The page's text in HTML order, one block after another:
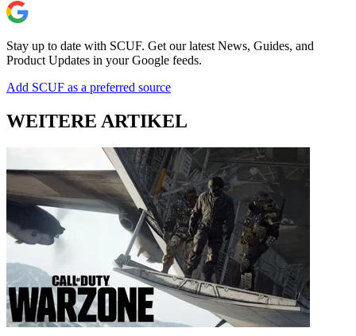
Stay up to date with SCUF. Get our latest News, Guides, and
Product Updates in your Google feeds.
Add SCUF as a preferred source
WEITERE ARTIKEL